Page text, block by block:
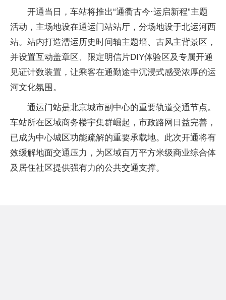
开通当日，车站将推出“通衢古今·运启新程”主题
活动，主场地设在通运门站站厅，分场地设于北运河西
站。站内打造漕运历史时间轴主题墙、古风主背景区，
并设置互动盖章区、限定明信片DIY体验区及专属开通
见证计数装置，让乘客在通勤途中沉浸式感受浓厚的运
河文化氛围。
通运门站是北京城市副中心的重要轨道交通节点。
车站所在区域商务楼宇集群崛起，市政路网日益完善，
已成为中心城区功能疏解的重要承载地。此次开通将有
效缓解地面交通压力，为区域百万平方米级商业综合体
及居住社区提供强有力的公共交通支撑。